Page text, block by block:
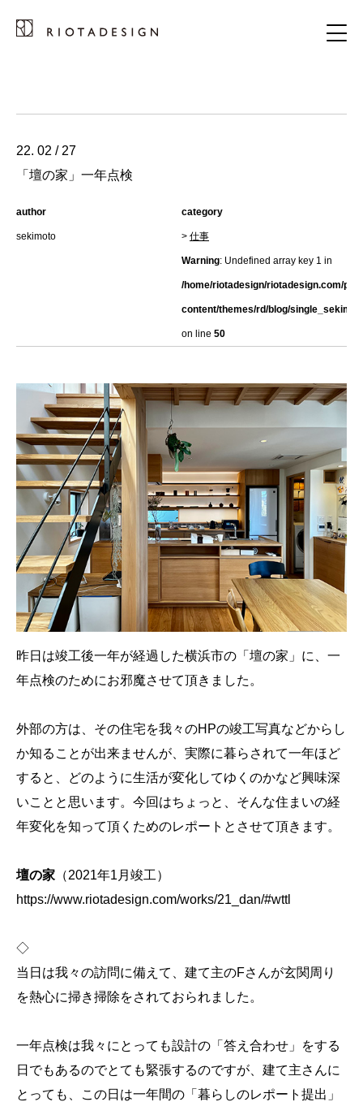
22. 02 / 27
「壇の家」一年点検
author
sekimoto
category
> 仕事
Warning: Undefined array key 1 in
/home/riotadesign/riotadesign.com/
content/themes/rd/blog/
on line 50
昨日は竣工後一年が経過した横浜市の「壇の家」に、一
年点検のためにお邪魔させて頂きました。
外部の方は、その住宅を我々のHPの竣工写真などからし
か知ることが出来ませんが、実際に暮らされて一年ほど
すると、どのように生活が変化してゆくのかなど興味深
いことと思います。今回はちょっと、そんな住まいの経
年変化を知って頂くためのレポートとさせて頂きます。
壇の家 （2021年1月竣工）
https://www.riotadesign.com/works/21_dan/#wttl
◇
当日は我々の訪問に備えて、建て主のFさんが玄関周り
を熱心に掃き掃除をされておられました。
一年点検は我々にとっても設計の「答え合わせ」をする
日でもあるのでとても緊張するのですが、建て主さんに
とっても、この日は一年間の「暮らしのレポート提出」